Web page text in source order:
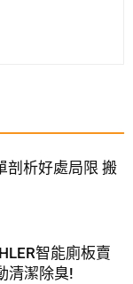
剖析好處局限 搬
智能廁板賣
清潔除臭!